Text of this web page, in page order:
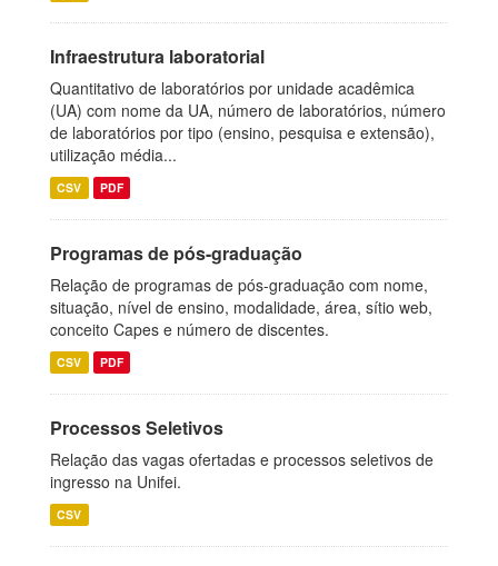
Infraestrutura laboratorial
Quantitativo de laboratórios por unidade acadêmica
(UA) com nome da UA, número de laboratórios, número
de laboratórios por tipo (ensino, pesquisa e extensão),
utilização média...
CSV PDF
Programas de pós-graduação
Relação de programas de pós-graduação com nome,
situação, nível de ensino, modalidade, área, sítio web,
conceito Capes e número de discentes.
CSV PDF
Processos Seletivos
Relação das vagas ofertadas e processos seletivos de
ingresso na Unifei.
CSV